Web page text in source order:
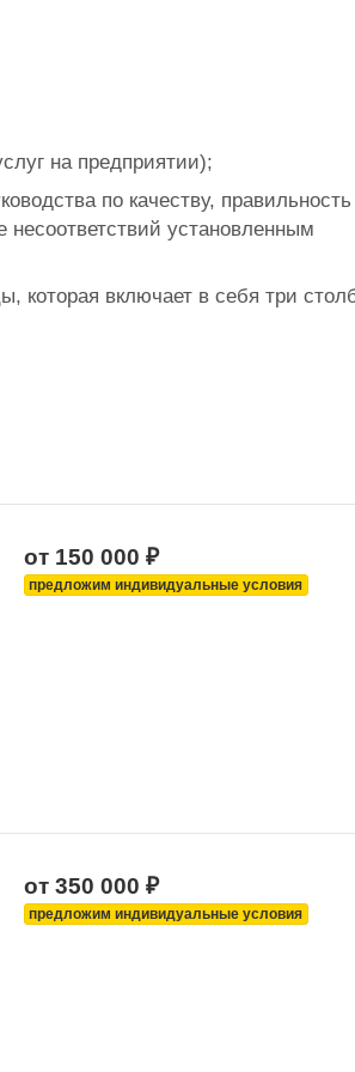
на предприятии);
по качеству, правильность
установленным
которая включает в себя три
от 150 000 ₽
предложим индивидуальные условия
от 350 000 ₽
предложим индивидуальные условия